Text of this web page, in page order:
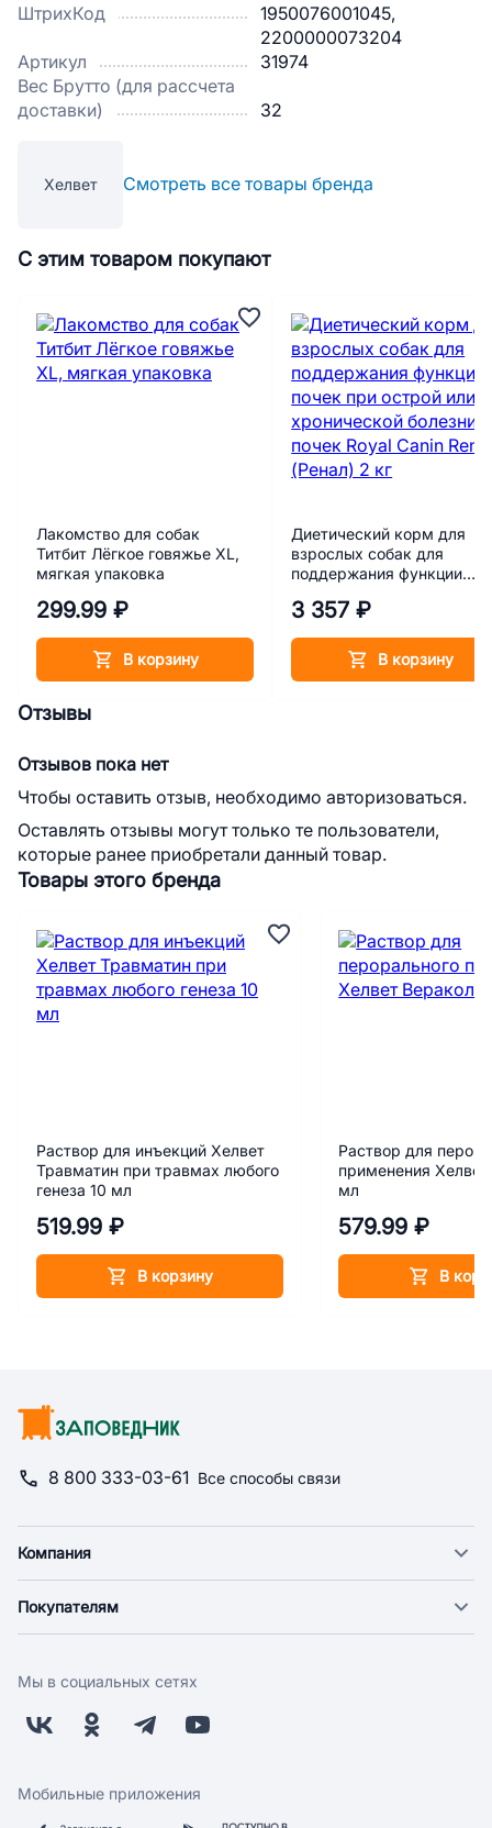
ШтрихКод
1950076001045,
2200000073204
Артикул
31974
Вес Брутто (для рассчета
доставки)
32
Хелвет Смотреть все товары бренда
С этим товаром покупают
Лакомство для собак
Титбит Лёгкое говяжье XL,
мягкая упаковка
299.99 ₽
В корзину
Диетический корм для
взрослых собак для
поддержания функции
хронической болезни
3 357 ₽
В корзину
Товары этого бренда
Раствор для инъекций Хелвет
Травматин при травмах любого
генеза 10 мл
519.99 ₽
В корзину
Раствор для
применения
мл
579.99 ₽
В
Отзывы
Отзывов пока нет
Чтобы оставить отзыв, необходимо авторизоваться.
Оставлять отзывы могут только те пользователи,
которые ранее приобретали данный товар.
8 800 333-03-61 Все способы связи
Компания
Новости
Поставщикам
Заводчикам
Обратная связь
Покупателям
Оплата
Бонусная программа
Скидки и акции
Мы в социальных сетях
Мобильные приложения